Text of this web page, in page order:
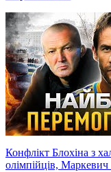
Конфлікт Блохіна з
олімпійців, Маркевич